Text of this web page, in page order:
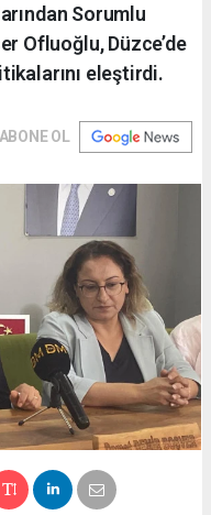
Sorumlu
Ofluoğlu, Düzce’de
eleştirdi.
ABONE OL